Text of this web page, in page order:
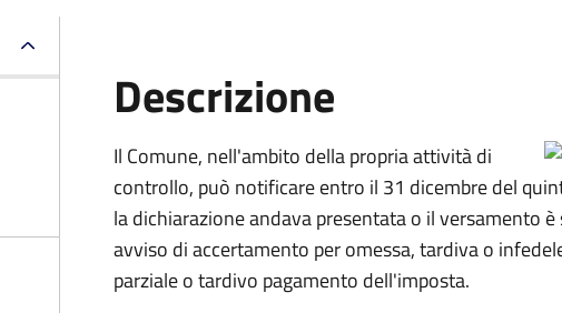
Descrizione
Il Comune, nell'ambito della propria attività di
controllo, può notificare entro il 31 dicembre del
la dichiarazione andava presentata o il versamento
avviso di accertamento per omessa, tardiva o
parziale o tardivo pagamento dell'imposta.